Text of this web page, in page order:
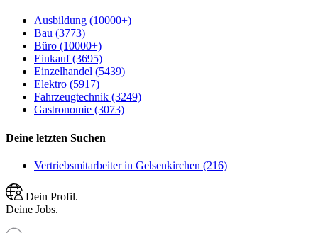
Ausbildung (10000+)
Bau (3773)
Büro (10000+)
Einkauf (3695)
Einzelhandel (5439)
Elektro (5917)
Fahrzeugtechnik (3249)
Gastronomie (3073)
Deine letzten Suchen
Vertriebsmitarbeiter in Gelsenkirchen (216)
Dein Profil.
Deine Jobs.